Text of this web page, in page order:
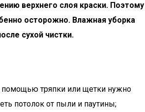
верхнего слоя краски. Поэтому
осторожно. Влажная уборка
сухой чистки.
помощью тряпки или щетки нужно
потолок от пыли и паутины;